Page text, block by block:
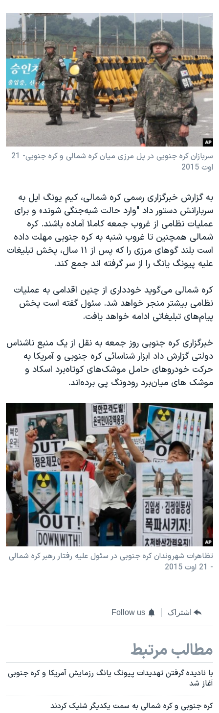
سربازان کره جنوبی در پل مرزی میان کره شمالی و کره جنوبی- 21
اوت 2015
به گزارش خبرگزاری رسمی کره شمالی، کیم یونگ ایل به
سربارانش دستور داد "وارد حالت شبه‌جنگی شوند» و برای
عملیات نظامی از غروب جمعه کاملا آماده باشند. کره
شمالی همچنین تا غروب شنبه به کره جنوبی مهلت داده
است بلند گوهای مرزی را که پس از ۱۱ سال، پخش تبلیغات
علیه پیونگ یانگ را از سر گرفته اند جمع کند.
کره شمالی می‌گوید خودداری از چنین اقدامی به عملیات
نظامی بیشتر منجر خواهد شد. سئول گفته است پخش
پیام‌های تبلیغاتی ادامه خواهد یافت.
خبرگزاری کره جنوبی روز جمعه به نقل از یک منبع ناشناس
دولتی گزارش داد ابزار شناسائی کره جنوبی و آمریکا به
حرکت خودروهای حامل موشک‌های کوتاه‌برد اسکاد و
موشک های میان‌برد رودونگ پی برده‌اند.
تظاهرات شهروندان کره جنوبی در سئول علیه رفتار رهبر کره شمالی
- 21 اوت 2015
اشتراک Follow us
مطالب مرتبط
با نادیده گرفتن تهدیدات پیونگ یانگ رزمایش آمریکا و کره جنوبی
آغاز شد
کره جنوبی و کره شمالی به سمت یکدیگر شلیک کردند